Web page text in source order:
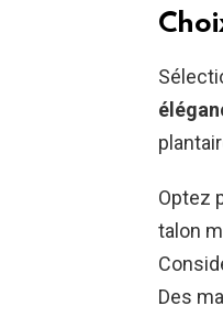
Optez
talon
Des